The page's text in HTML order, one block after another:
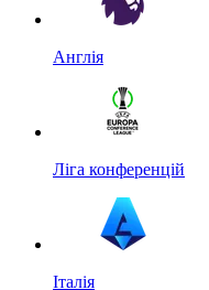
Англія
Ліга конференцій
Італія